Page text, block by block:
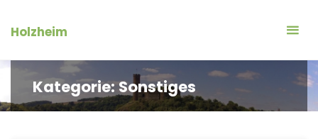
InhaltHolzheim
Kategorie:Sonstiges